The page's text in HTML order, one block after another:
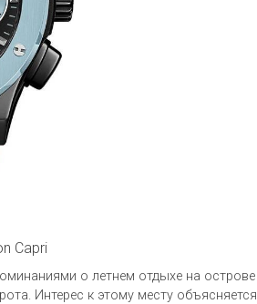
Capri
о летнем отдыхе на острове
Интерес к этому месту объясняется